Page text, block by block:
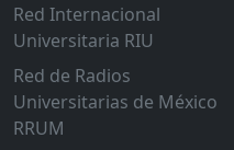
Red Internacional
Universitaria RIU
Red de Radios
Universitarias de México
RRUM